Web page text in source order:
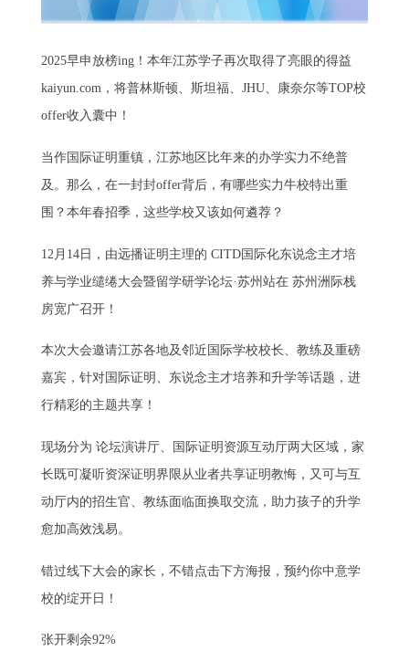
2025早申放榜ing！本年江苏学子再次取得了亮眼的得益
kaiyun.com，将普林斯顿、斯坦福、JHU、康奈尔等TOP校
offer收入囊中！
当作国际证明重镇，江苏地区比年来的办学实力不绝普
及。那么，在一封封offer背后，有哪些实力牛校特出重
围？本年春招季，这些学校又该如何遴荐？
12月14日，由远播证明主理的 CITD国际化东说念主才培
养与学业缱绻大会暨留学研学论坛·苏州站在 苏州洲际栈
房宽广召开！
本次大会邀请江苏各地及邻近国际学校校长、教练及重磅
嘉宾，针对国际证明、东说念主才培养和升学等话题，进
行精彩的主题共享！
现场分为 论坛演讲厅、国际证明资源互动厅两大区域，家
长既可凝听资深证明界限从业者共享证明教悔，又可与互
动厅内的招生官、教练面临面换取交流，助力孩子的升学
愈加高效浅易。
错过线下大会的家长，不错点击下方海报，预约你中意学
校的绽开日！
张开剩余92%